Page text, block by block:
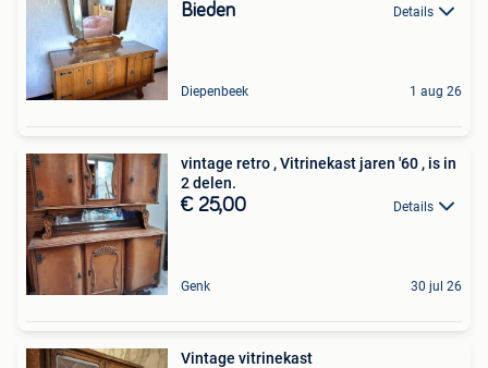
Bieden Details
Diepenbeek 1 aug 26
vintage retro , Vitrinekast jaren '60 , is in
2 delen.
€ 25,00 Details
Genk 30 jul 26
Vintage vitrinekast